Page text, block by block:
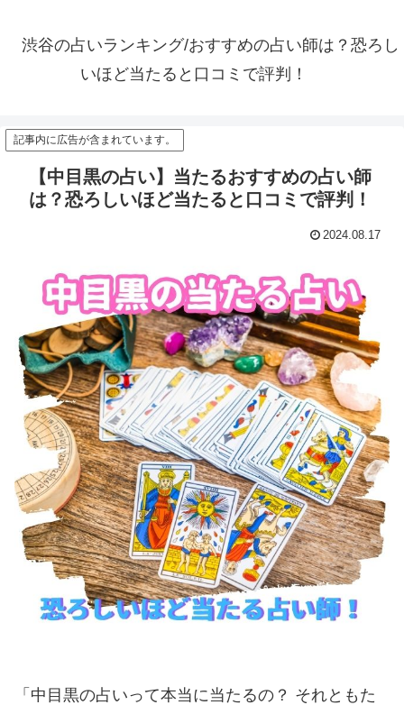
渋谷の占いランキング/おすすめの占い師は？恐ろし
いほど当たると口コミで評判！
記事内に広告が含まれています。
【中目黒の占い】当たるおすすめの占い師
は？恐ろしいほど当たると口コミで評判！
2024.08.17
「中目黒の占いって本当に当たるの？ それともた